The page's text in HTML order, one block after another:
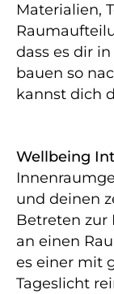
Materialien,
dass es dir
bauen so
kannst dich
Wellbeing
und deinen
Betreten zur
an einen
es einer mit
Tageslicht